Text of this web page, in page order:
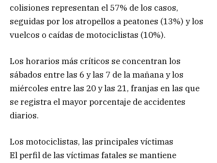
colisiones representan el 57% de los casos,
seguidas por los atropellos a peatones (13%) y los
vuelcos o caídas de motociclistas (10%).
Los horarios más críticos se concentran los
sábados entre las 6 y las 7 de la mañana y los
miércoles entre las 20 y las 21, franjas en las que
se registra el mayor porcentaje de accidentes
diarios.
Los motociclistas, las principales víctimas
El perfil de las víctimas fatales se mantiene